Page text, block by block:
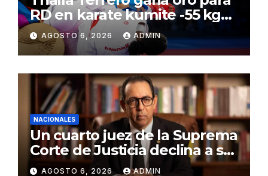
RD en karate kumite -55 kg
en Santo Domingo 2026
AGOSTO 6, 2026 ADMIN
NACIONALES
Un cuarto juez de la Suprema
Corte de Justicia declina a ser
evaluado por el CNM
AGOSTO 6, 2026 ADMIN